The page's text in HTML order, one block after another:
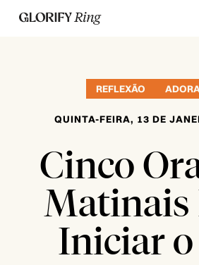
REFLEXÃO
QUINTA-FEIRA, 13 DE
Cinco
Matinais
Iniciar